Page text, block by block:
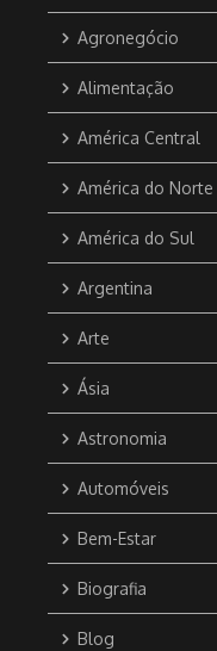
Agronegócio
Alimentação
América Central
América do Norte
América do Sul
Argentina
Arte
Ásia
Astronomia
Automóveis
Bem-Estar
Biografia
Blog